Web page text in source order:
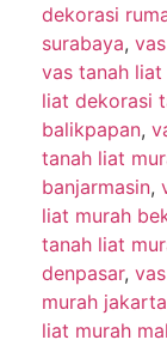
dekorasi
surabaya,
vas tanah
liat dekorasi
balikpapan,
tanah liat
banjarmasin,
liat murah
tanah liat
denpasar,
murah jakarta
liat murah